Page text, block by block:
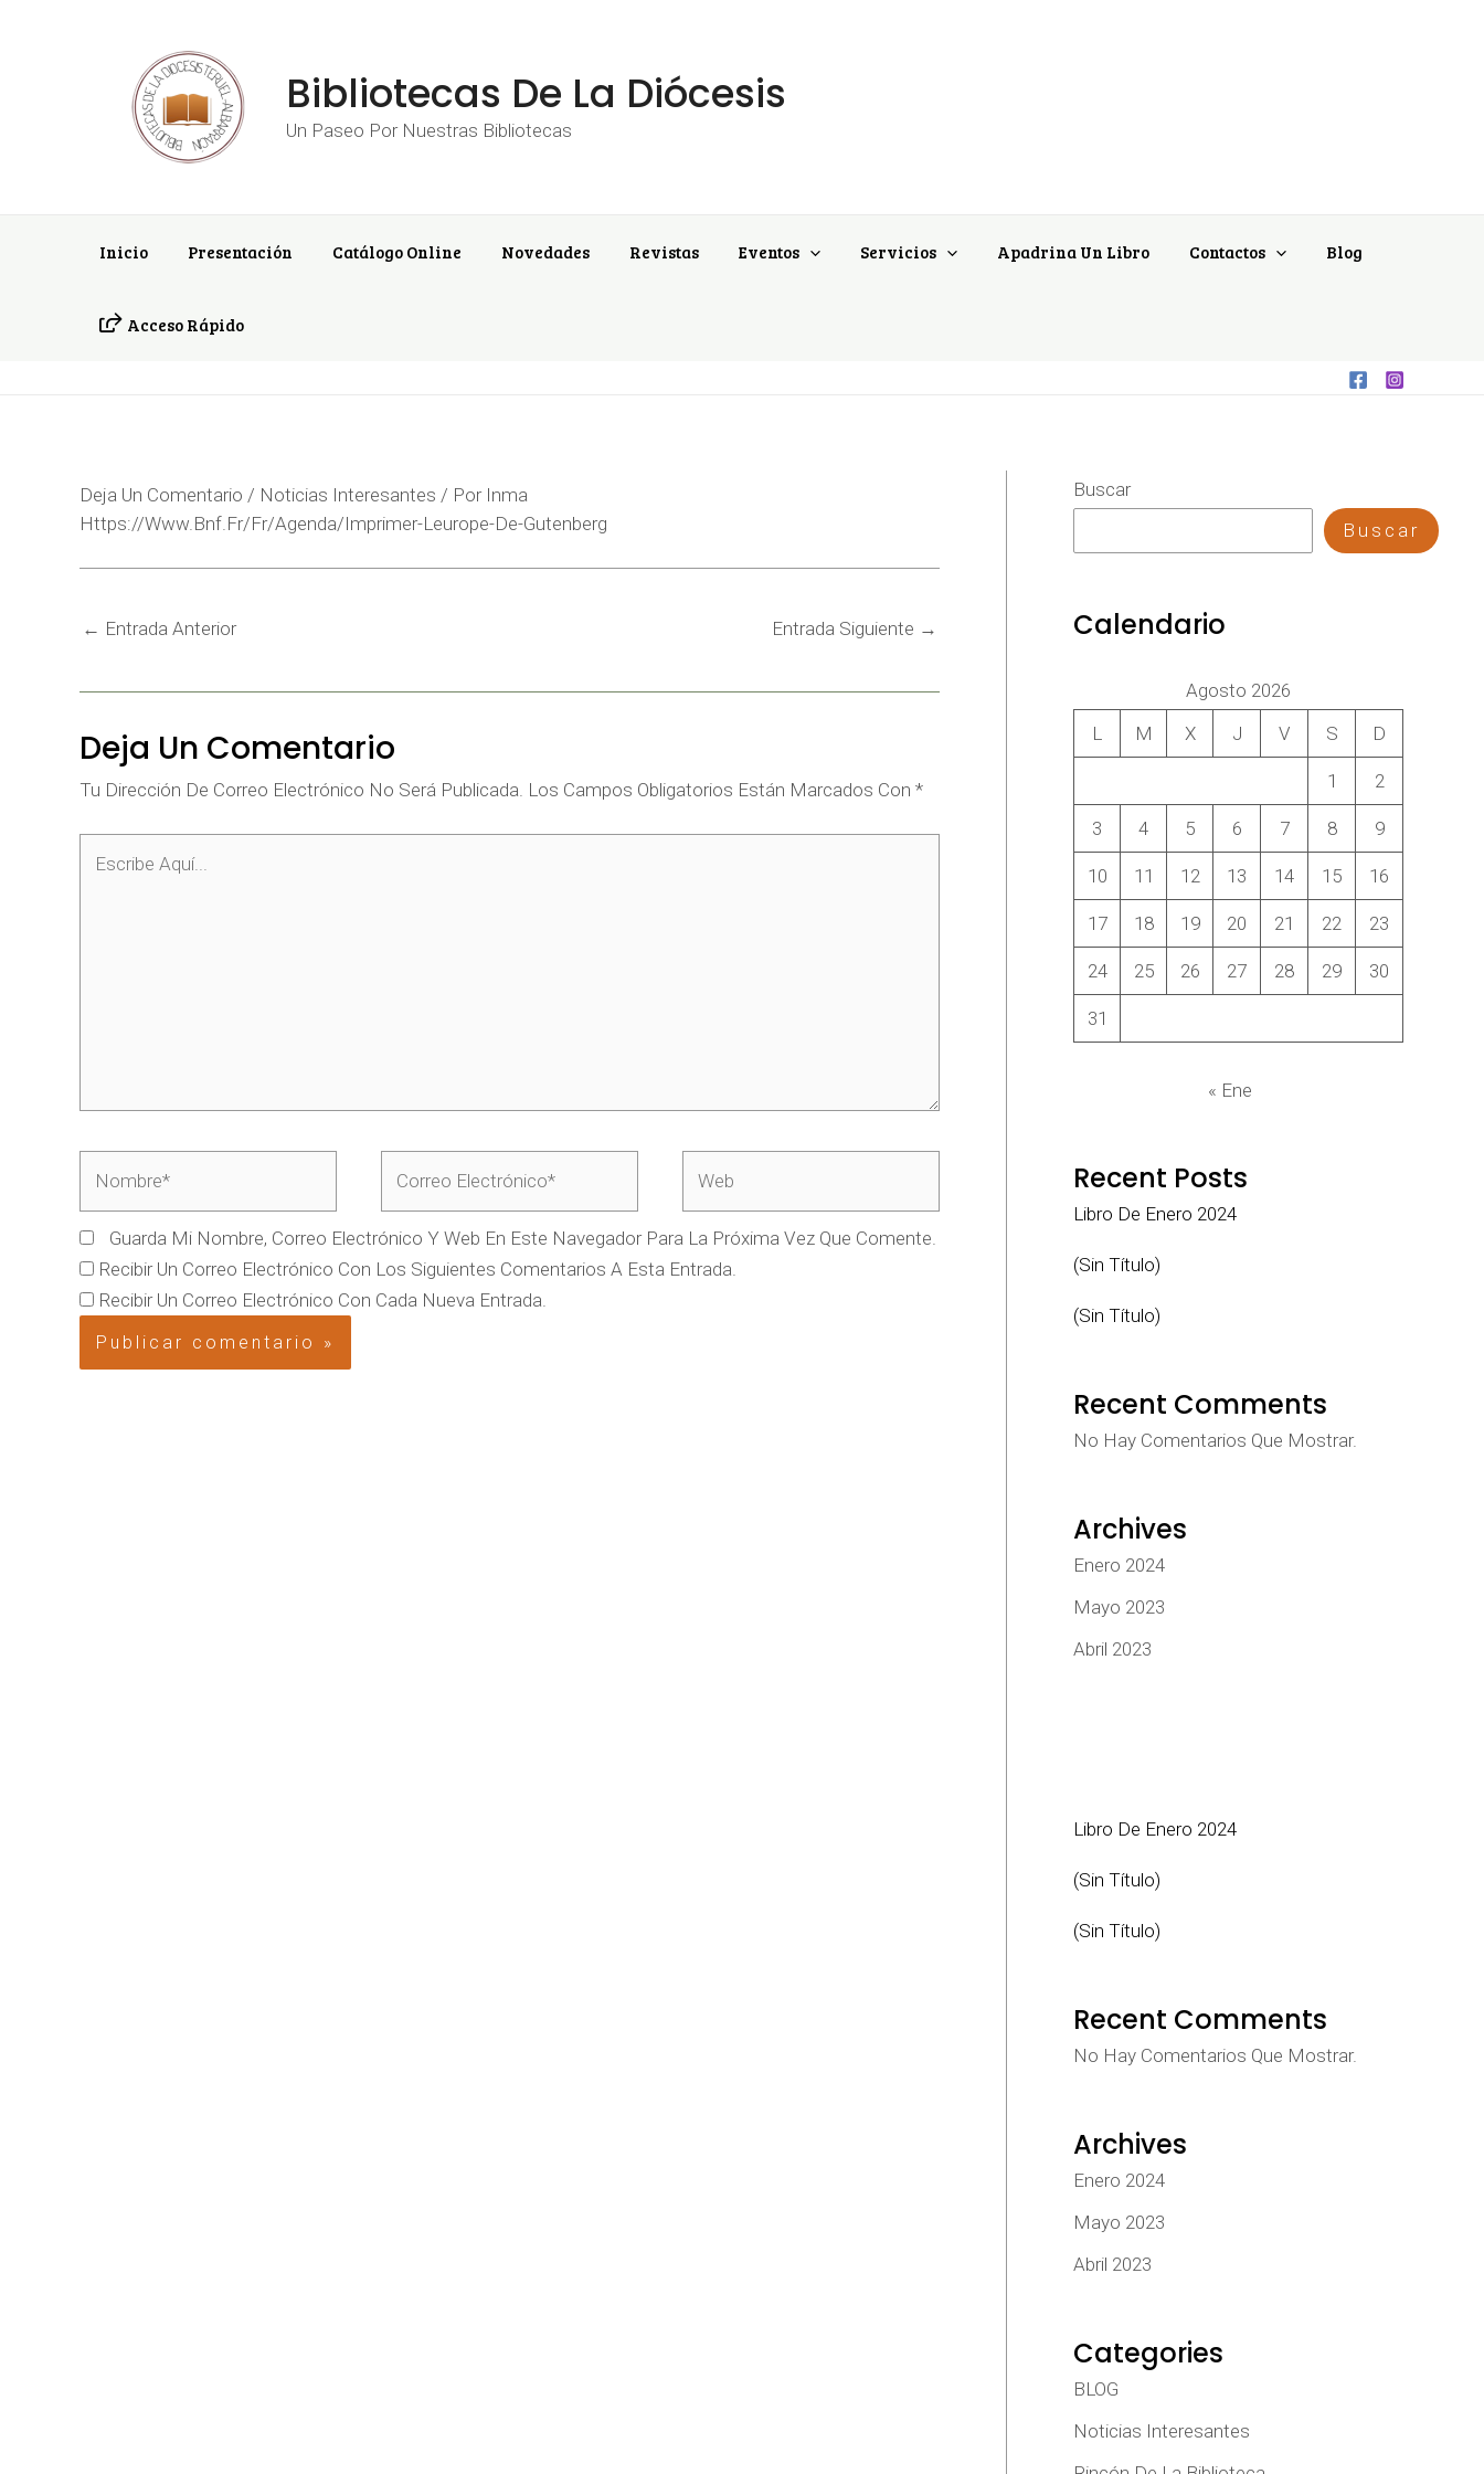
Bibliotecas De La Diócesis
Un Paseo Por Nuestras Bibliotecas
Inicio Presentación Catálogo Online Novedades Revistas Eventos Servicios Apadrina Un Libro Contactos Blog
Acceso Rápido
Deja Un Comentario / Noticias Interesantes / Por Inma
Https://www.bnf.fr/fr/agenda/imprimer-Leurope-De-Gutenberg
Entradas
← Entrada Anterior Entrada Siguiente →
Deja Un Comentario
Tu Dirección De Correo Electrónico No Será Publicada. Los Campos Obligatorios Están Marcados Con *
Guarda Mi Nombre, Correo Electrónico Y Web En Este Navegador Para La Próxima Vez Que Comente.
Recibir Un Correo Electrónico Con Los Siguientes Comentarios A Esta Entrada.
Recibir Un Correo Electrónico Con Cada Nueva Entrada.
Buscar
Buscar
Calendario
Agosto 2026
L
M X J V S D
1 2
3 4 5 6 7 8 9
10 11 12 13 14 15 16
17 18 19 20 21 22 23
24 25 26 27 28 29 30
31
« Ene
Recent Posts
Libro De Enero 2024
(sin Título)
(sin Título)
Recent Comments
No Hay Comentarios Que Mostrar.
Archives
Enero 2024
Mayo 2023
Abril 2023
Libro De Enero 2024
(sin Título)
(sin Título)
Recent Comments
No Hay Comentarios Que Mostrar.
Archives
Enero 2024
Mayo 2023
Abril 2023
Categories
BLOG
Noticias Interesantes